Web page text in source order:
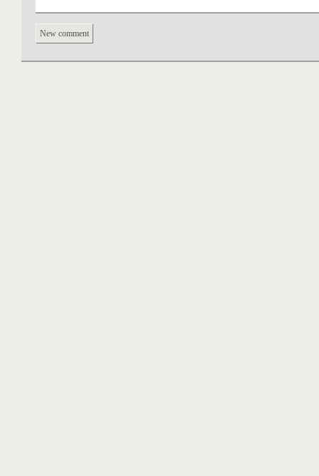
Entscheidungsträger
eigenem Antrieb heraus aktiv und
New comment